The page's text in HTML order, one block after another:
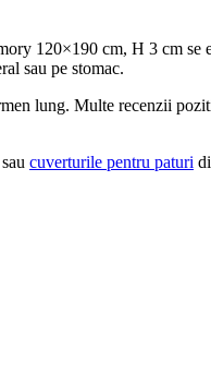
120×190 cm, H 3 cm
sau pe stomac.
lung. Multe recenzii
sau cuverturile pentru paturi